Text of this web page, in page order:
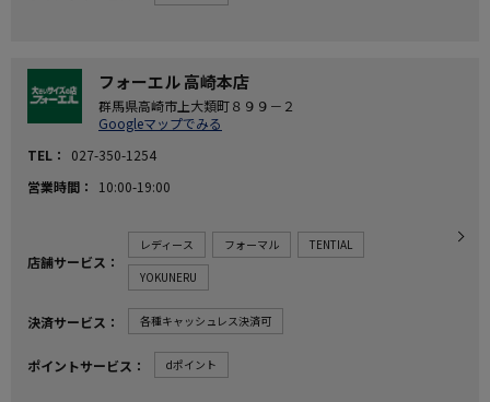
フォーエル 高崎本店
群馬県高崎市上大類町８９９－２
Googleマップでみる
TEL
027-350-1254
営業時間
10:00-19:00
店舗サービス
レディース フォーマル
TENTIAL
YOKUNERU
決済サービス 各種キャッシュレス決済可
ポイントサービス dポイント